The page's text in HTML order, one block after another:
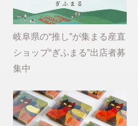
岐阜県の“推し”が集まる産直
ショップ“ぎふまる”出店者募
集中